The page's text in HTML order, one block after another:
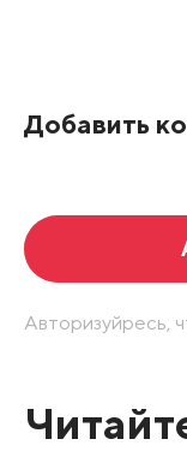
Добавить
Авторизуйресь,